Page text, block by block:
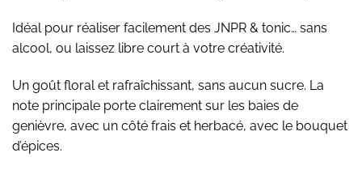
Idéal pour réaliser facilement des JNPR & tonic… sans
alcool, ou laissez libre court à votre créativité.
Un goût floral et rafraîchissant, sans aucun sucre. La
note principale porte clairement sur les baies de
genièvre, avec un côté frais et herbacé, avec le bouquet
d’épices.